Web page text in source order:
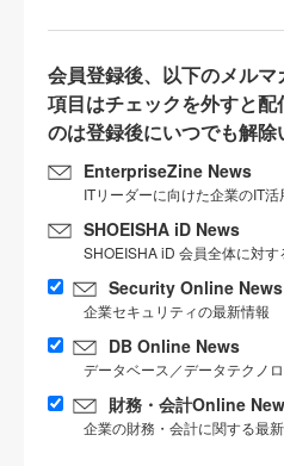
会員登録後、以下のメル
項目はチェックを外すと
のは登録後にいつでも解除
EnterpriseZine News
ITリーダーに向けた企業のIT
SHOEISHA iD News
SHOEISHA iD 会員全体に対す
Security Online News
企業セキュリティの最新情報
DB Online News
データベース／データテクノ
財務・会計Online
企業の財務・会計に関する最